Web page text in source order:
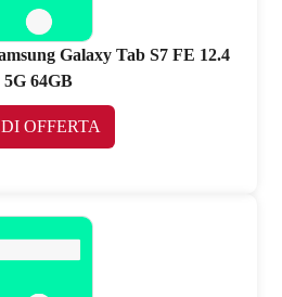
Galaxy Tab S7 FE 12.4
5G 64GB
OFFERTA